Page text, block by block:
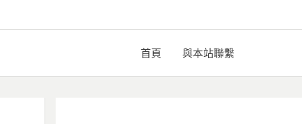
首頁 與本站聯繫